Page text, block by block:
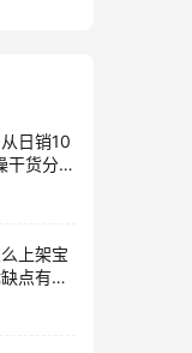
日销10
干货分
上架宝
点有哪